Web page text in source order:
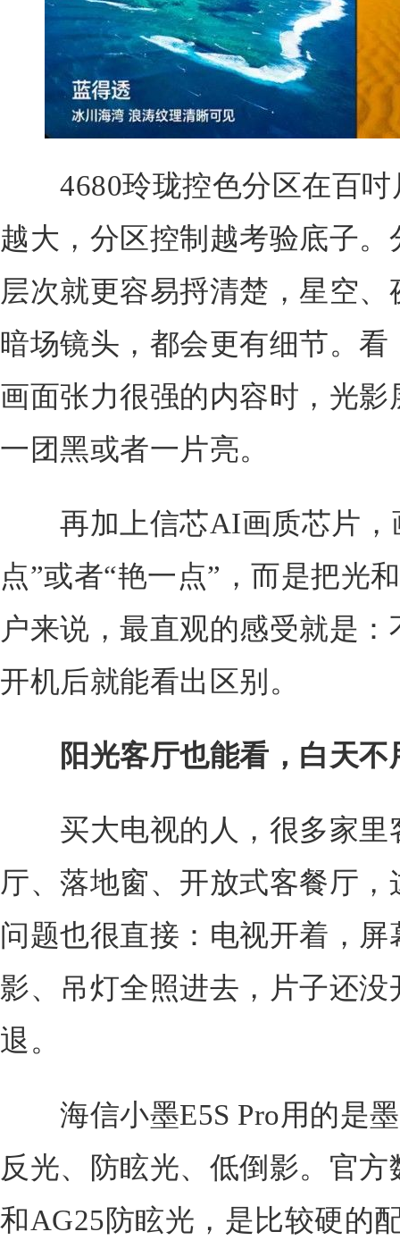
4680玲珑控色分区在百吋
越大，分区控制越考验底子
层次就更容易捋清楚，星空
暗场镜头，都会更有细节。
画面张力很强的内容时，光
一团黑或者一片亮。
再加上信芯AI画质芯片，
点”或者“艳一点”，而是把光
户来说，最直观的感受就是
开机后就能看出区别。
阳光客厅也能看，白天不
买大电视的人，很多家里
厅、落地窗、开放式客餐厅
问题也很直接：电视开着，
影、吊灯全照进去，片子还
退。
海信小墨E5S Pro用的是墨
反光、防眩光、低倒影。官
和AG25防眩光，是比较硬的